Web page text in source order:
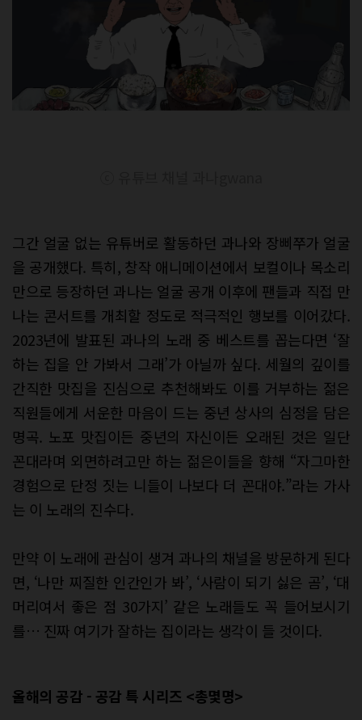
그간 얼굴 없는 유튜버로 활동하던 과나와 장삐쭈가 얼굴
을 공개했다. 특히, 창작 애니메이션에서 보컬이나 목소리
만으로 등장하던 과나는 얼굴 공개 이후에 팬들과 직접 만
나는 콘서트를 개최할 정도로 적극적인 행보를 이어갔다.
2023년에 발표된 과나의 노래 중 베스트를 꼽는다면 ‘잘
하는 집을 안 가봐서 그래’가 아닐까 싶다. 세월의 깊이를
간직한 맛집을 진심으로 추천해봐도 이를 거부하는 젊은
직원들에게 서운한 마음이 드는 중년 상사의 심정을 담은
명곡. 노포 맛집이든 중년의 자신이든 오래된 것은 일단
꼰대라며 외면하려고만 하는 젊은이들을 향해 “자그마한
경험으로 단정 짓는 니들이 나보다 더 꼰대야.”라는 가사
는 이 노래의 진수다.
만약 이 노래에 관심이 생겨 과나의 채널을 방문하게 된다
면, ‘나만 찌질한 인간인가 봐’, ‘사람이 되기 싫은 곰’, ‘대
머리여서 좋은 점 30가지’ 같은 노래들도 꼭 들어보시기
를… 진짜 여기가 잘하는 집이라는 생각이 들 것이다.
올해의 공감 - 공감 특 시리즈 <총몇명>